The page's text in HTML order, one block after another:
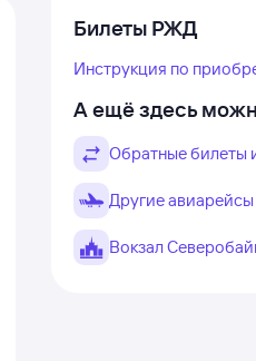
Билеты РЖД
Инструкция по
А ещё здесь
Обратные билеты
Другие
Вокзал